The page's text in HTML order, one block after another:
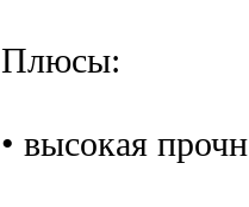
Плюсы:
• высокая